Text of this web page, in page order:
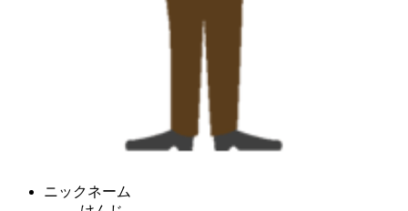
ニックネーム